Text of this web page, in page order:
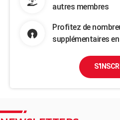
autres membres
Profitez de
supplémentaires